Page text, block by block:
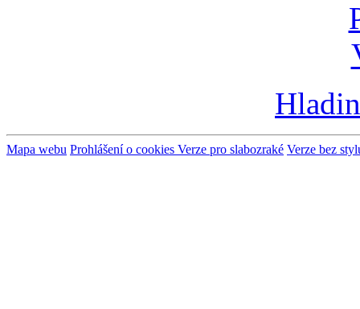
Mapa webu Prohlášení o cookies Verze pro slabozraké Verze bez